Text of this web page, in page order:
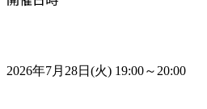
2026年7月28日(火) 19:00～20:00